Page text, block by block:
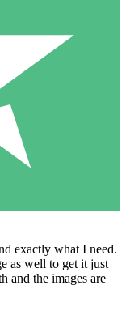
exactly what I need.
as well to get it just
and the images are